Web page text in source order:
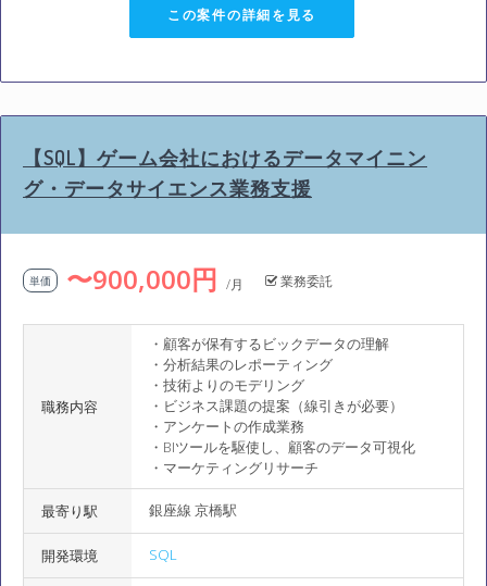
この案件の詳細を見る
【SQL】ゲーム会社におけるデータマイニン
グ・データサイエンス業務支援
単価 〜900,000円 /月 業務委託
職務内容
・顧客が保有するビックデータの理解
・分析結果のレポーティング
・技術よりのモデリング
・ビジネス課題の提案（線引きが必要）
・アンケートの作成業務
・BIツールを駆使し、顧客のデータ可視化
・マーケティングリサーチ
最寄り駅 銀座線 京橋駅
開発環境 SQL